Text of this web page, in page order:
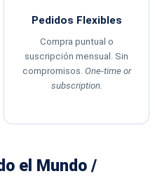
Pedidos Flexibles
Compra puntual o
suscripción mensual. Sin
compromisos. One-time or
subscription.
el Mundo /